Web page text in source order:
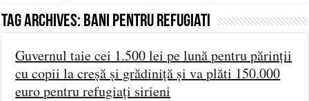
Tag Archives: bani pentru refugiati
Guvernul taie cei 1.500 lei pe lună pentru părinții
cu copii la creșă și grădiniță și va plăti 150.000
euro pentru refugiați sirieni